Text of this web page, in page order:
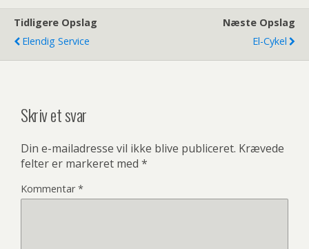
Tidligere Opslag
Elendig Service
Næste Opslag
El-Cykel
Skriv et svar
Din e-mailadresse vil ikke blive publiceret. Krævede
felter er markeret med *
Kommentar*